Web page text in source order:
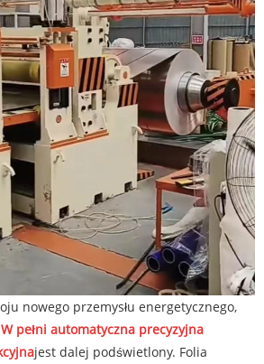
nowego przemysłu energetycznego,
W pełni automatyczna precyzyjna
jest dalej podświetlony. Folia